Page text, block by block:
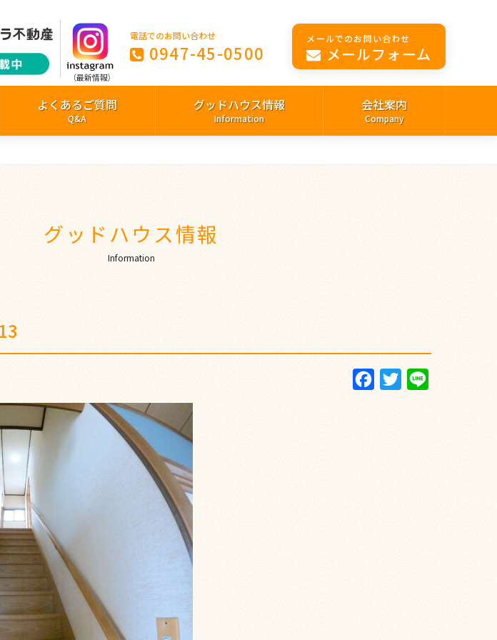
電話でのお問い合わせ
0947-45-0500
メールでのお問い合わせ
メールフォーム
よくあるご質問
Q&A
グッドハウス情報
Information
会社案内
Company
グッドハウス情報
Information
Facebook
Twitter